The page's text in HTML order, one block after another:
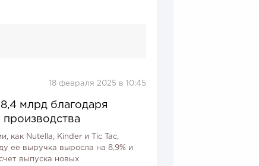
18 февраля 2025 в 10:45
млрд благодаря
как Nutella, Kinder и Tic Tac,
ее выручка выросла на 8,9% и
выпуска новых